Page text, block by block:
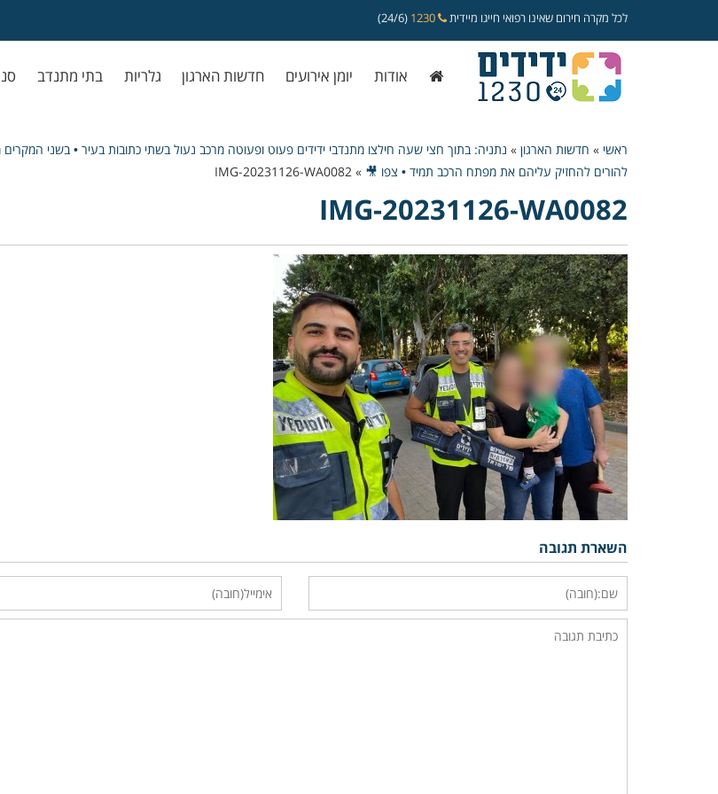
לכל מקרה חירום שאינו רפואי חייגו מיידית (24/6)
אודות יומן אירועים חדשות הארגון גלריות בתי מתנדב
ראשי » חדשות הארגון » נתניה: בתוך חצי שעה חילצו מתנדבי ידידים פעוט ופעוטה מרכב נעול בשתי כתובות בעיר • בשני
להורים להחזיק עליהם את מפתח הרכב תמיד • צפו 🎥 »
IMG-20231126-WA0082
IMG-20231126-WA0082
השארת תגובה